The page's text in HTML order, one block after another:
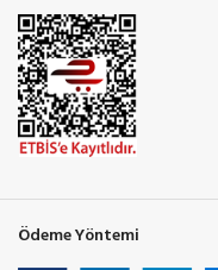
Ödeme Yöntemi